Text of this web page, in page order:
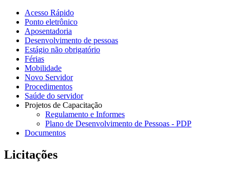
Acesso Rápido
Ponto eletrônico
Aposentadoria
Desenvolvimento de pessoas
Estágio não obrigatório
Férias
Mobilidade
Novo Servidor
Procedimentos
Saúde do servidor
Projetos de Capacitação
Regulamento e Informes
Plano de Desenvolvimento de Pessoas - PDP
Documentos
Licitações